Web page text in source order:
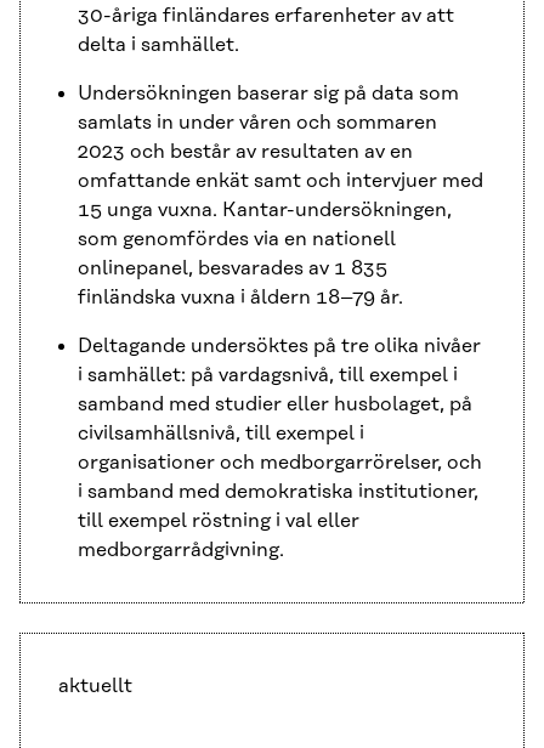
30-åriga finländares erfarenheter av att
delta i samhället.
Undersökningen baserar sig på data som
samlats in under våren och sommaren
2023 och består av resultaten av en
omfattande enkät samt och intervjuer med
15 unga vuxna. Kantar-undersökningen,
som genomfördes via en nationell
onlinepanel, besvarades av 1 835
finländska vuxna i åldern 18–79 år.
Deltagande undersöktes på tre olika nivåer
i samhället: på vardagsnivå, till exempel i
samband med studier eller husbolaget, på
civilsamhällsnivå, till exempel i
organisationer och medborgarrörelser, och
i samband med demokratiska institutioner,
till exempel röstning i val eller
medborgarrådgivning.
aktuellt